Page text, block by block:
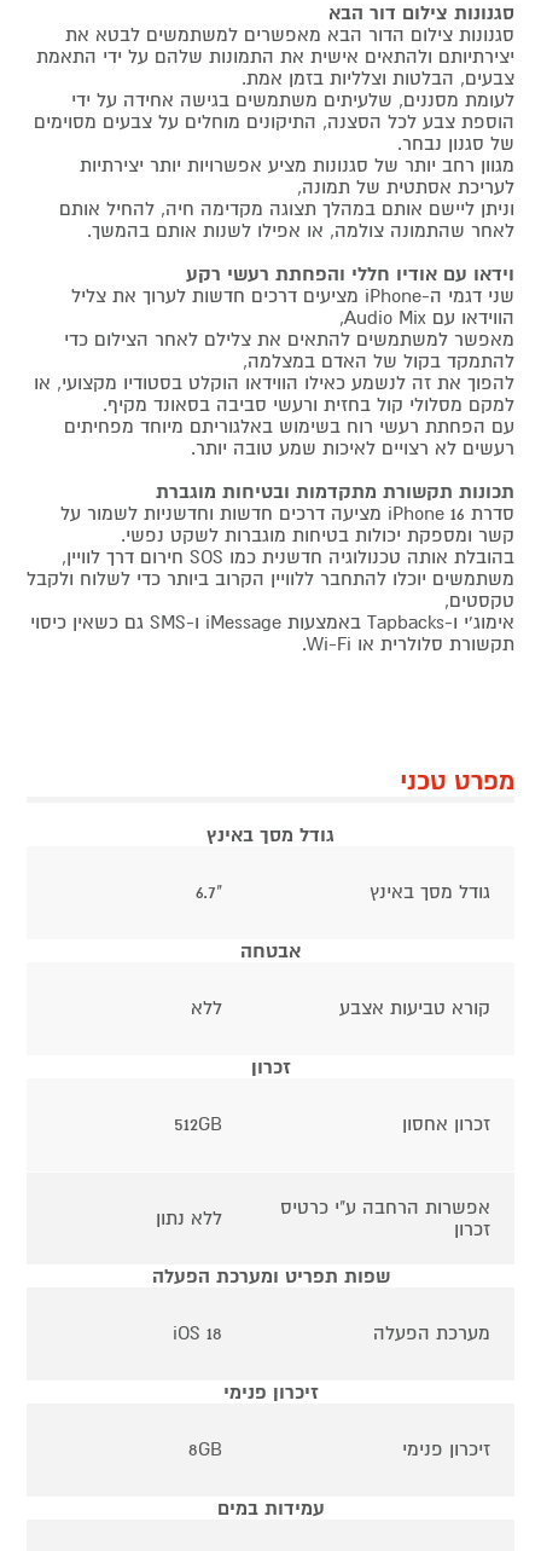
סגנונות צילום דור הבא
סגנונות צילום הדור הבא מאפשרים למשתמשים לבטא את
יצירתיותם ולהתאים אישית את התמונות שלהם על ידי התאמת
צבעים, הבלטות וצלליות בזמן אמת.
לעומת מסננים, שלעיתים משתמשים בגישה אחידה על ידי
הוספת צבע לכל הסצנה, התיקונים מוחלים על צבעים מסוימים
של סגנון נבחר.
מגוון רחב יותר של סגנונות מציע אפשרויות יותר יצירתיות
לעריכת אסתטית של תמונה,
וניתן ליישם אותם במהלך תצוגה מקדימה חיה, להחיל אותם
לאחר שהתמונה צולמה, או אפילו לשנות אותם בהמשך.
וידאו עם אודיו חללי והפחתת רעשי רקע
שני דגמי ה-iPhone מציעים דרכים חדשות לערוך את צליל
הווידאו עם Audio Mix,
מאפשר למשתמשים להתאים את צלילם לאחר הצילום כדי
להתמקד בקול של האדם במצלמה,
להפוך את זה לנשמע כאילו הווידאו הוקלט בסטודיו מקצועי, או
למקם מסלולי קול בחזית ורעשי סביבה בסאונד מקיף.
עם הפחתת רעשי רוח בשימוש באלגוריתם מיוחד מפחיתים
רעשים לא רצויים לאיכות שמע טובה יותר.
תכונות תקשורת מתקדמות ובטיחות מוגברת
סדרת iPhone 16 מציעה דרכים חדשות וחדשניות לשמור על
קשר ומספקת יכולות בטיחות מוגברות לשקט נפשי.
בהובלת אותה טכנולוגיה חדשנית כמו SOS חירום דרך לוויין,
משתמשים יוכלו להתחבר ללוויין הקרוב ביותר כדי לשלוח ולקבל
טקסטים,
אימוג'י ו-Tapbacks באמצעות iMessage ו-SMS גם כשאין כיסוי
תקשורת סלולרית או Wi-Fi.
מפרט טכני
גודל מסך באינץ
גודל מסך באינץ "6.7
אבטחה
קורא טביעות אצבע ללא
זכרון
זכרון אחסון 512GB
אפשרות הרחבה ע"י כרטיס
זכרון
ללא נתון
שפות תפריט ומערכת הפעלה
מערכת הפעלה iOS 18
זיכרון פנימי
זיכרון פנימי 8GB
עמידות במים